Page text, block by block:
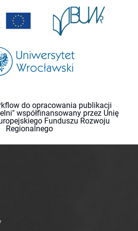
do opracowania publikacji
współfinansowany przez Unię
Funduszu Rozwoju
Regionalnego